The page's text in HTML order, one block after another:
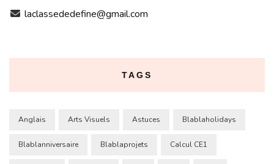
laclassededefine@gmail.com
TAGS
Anglais Arts Visuels Astuces Blablaholidays
Blablanniversaire Blablaprojets Calcul CE1